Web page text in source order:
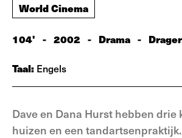
World Cinema
104' - 2002 - Drama -
Taal: Engels
Dave en Dana Hurst hebben drie
huizen en een